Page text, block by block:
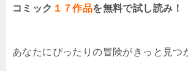
コミック １７作品を無料で試し読み！
あなたにぴったりの冒険がきっと見つ